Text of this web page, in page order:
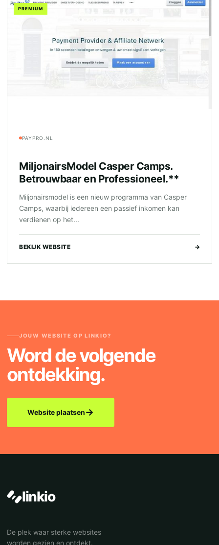
PREMIUM
PAYPRO.NL
MiljonairsModel Casper Camps.
Betrouwbaar en Professioneel.**
Miljonairsmodel is een nieuw programma van Casper
Camps, waarbij iedereen een passief inkomen kan
verdienen op het...
BEKIJK WEBSITE →
JOUW WEBSITE OP LINKIO?
Word de volgende
ontdekking.
Website plaatsen→
linkio
De plek waar sterke websites
worden gezien en ontdekt.